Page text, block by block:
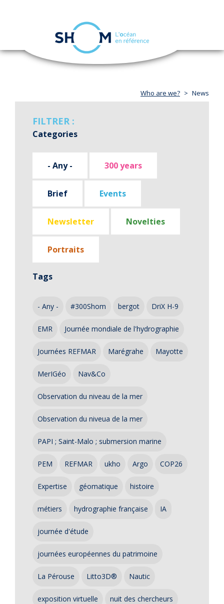
Skip
navigation
Who are we? News
FILTRER :
Categories
- Any - 300 years
Brief Events
Newsletter Novelties
Portraits
Tags
- Any - #300Shom bergot DriX H-9
EMR Journée mondiale de l'hydrographie
Journées REFMAR Marégrahe Mayotte
MerIGéo Nav&Co
Observation du niveau de la mer
Observation du niveua de la mer
PAPI ; Saint-Malo ; submersion marine
PEM REFMAR ukho Argo COP26
Expertise géomatique histoire
métiers hydrographie française IA
journée d'étude
journées européennes du patrimoine
La Pérouse Litto3D® Nautic
exposition virtuelle nuit des chercheurs